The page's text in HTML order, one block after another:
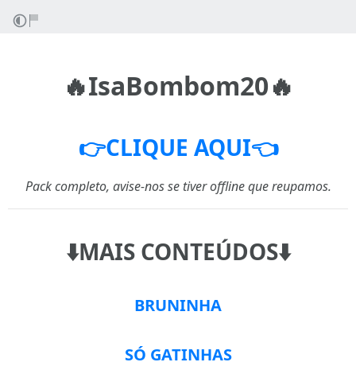
🔥IsaBombom20🔥
👉CLIQUE AQUI👈
Pack completo, avise-nos se tiver offline que reupamos.
⬇️MAIS CONTEÚDOS⬇️
BRUNINHA
SÓ GATINHAS